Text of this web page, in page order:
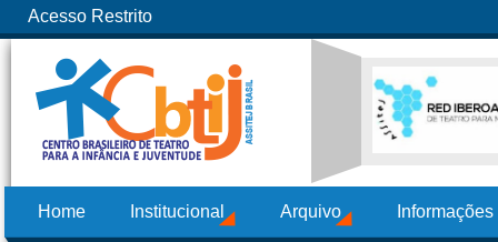
Acesso Restrito
Home Institucional Arquivo